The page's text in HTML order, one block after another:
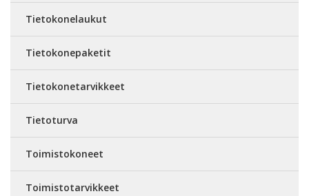
Tietokonelaukut
Tietokonepaketit
Tietokonetarvikkeet
Tietoturva
Toimistokoneet
Toimistotarvikkeet